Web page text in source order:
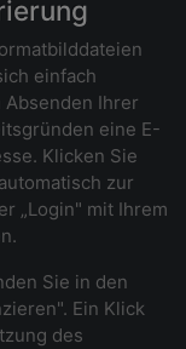
einfach
Ihrer
eine E-
Klicken Sie
zur
„Login" mit Ihrem
Sie in den
Ein Klick
des